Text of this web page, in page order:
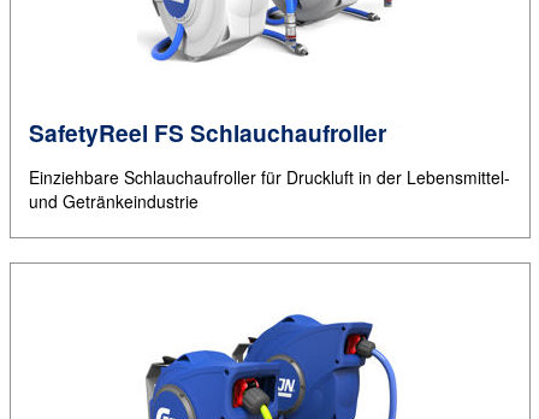
SafetyReel FS Schlauchaufroller
Einziehbare Schlauchaufroller für Druckluft in der Lebensmittel-
und Getränkeindustrie